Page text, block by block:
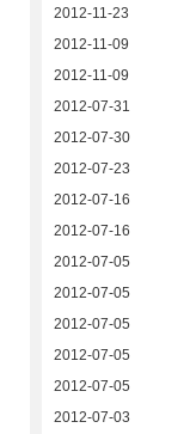
2012-11-23
2012-11-09
2012-11-09
2012-07-31
2012-07-30
2012-07-23
2012-07-16
2012-07-16
2012-07-05
2012-07-05
2012-07-05
2012-07-05
2012-07-05
2012-07-03